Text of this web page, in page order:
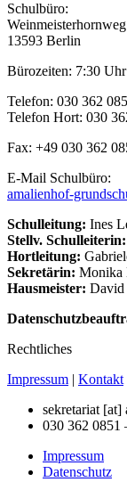
Schulbüro:
13593 Berlin
Bürozeiten: 7:30
Telefon: 030 362
Telefon Hort: 030
Fax: +49 030 362
E-Mail Schulbüro:
amalienhof-
Schulleitung: Ines
Stellv. Schulleiterin:
Hortleitung:
Sekretärin: Monika
Hausmeister:
Rechtliches
Impressum | Kontakt
sekretariat [at]
030 362 0851
Impressum
Datenschutz